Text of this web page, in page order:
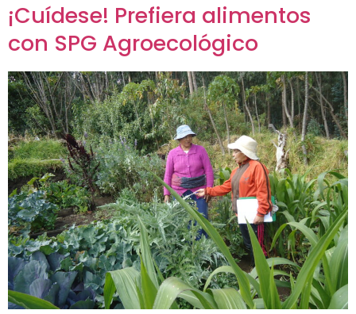
¡Cuídese! Prefiera alimentos
con SPG Agroecológico